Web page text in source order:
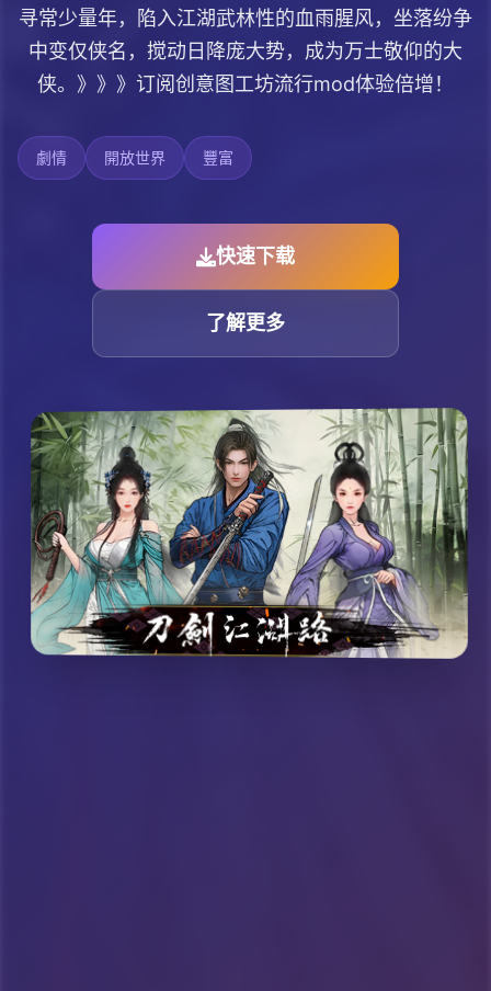
寻常少量年，陷入江湖武林性的血雨腥风，坐落纷争
中变仅侠名，搅动日降庞大势，成为万士敬仰的大
侠。》》》订阅创意图工坊流行mod体验倍增！
劇情 開放世界 豐富
快速下载
了解更多